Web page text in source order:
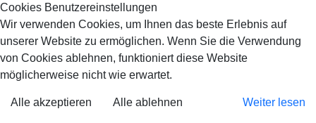
Cookies Benutzereinstellungen
Wir verwenden Cookies, um Ihnen das beste Erlebnis auf
unserer Website zu ermöglichen. Wenn Sie die Verwendung
von Cookies ablehnen, funktioniert diese Website
möglicherweise nicht wie erwartet.
Alle akzeptieren Alle ablehnen Weiter lesen